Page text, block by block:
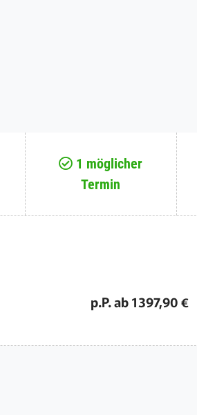
1 möglicher
Termin
p.P. ab 1397,90 €